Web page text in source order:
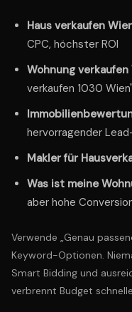
Haus verkaufen
CPC, höchster ROI
Wohnung verkaufen
verkaufen 1030 Wien"
hervorragender
Makler für
Was ist meine
aber hohe
Verwende „Genau
Keyword-Optionen.
Smart Bidding und
verbrennt Budget